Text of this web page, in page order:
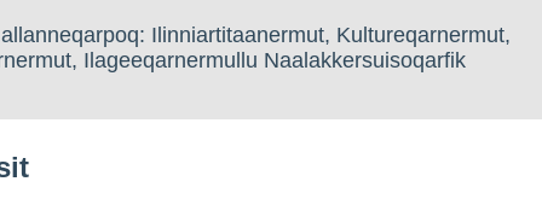
Ilinniartitaanermut, Kultureqarnermut,
Ilageeqarnermullu Naalakkersuisoqarfik